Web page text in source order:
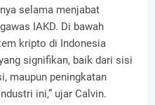
selama menjabat
IAKD. Di bawah
kripto di Indonesia
signifikan, baik dari sisi
maupun peningkatan
ini,” ujar Calvin.